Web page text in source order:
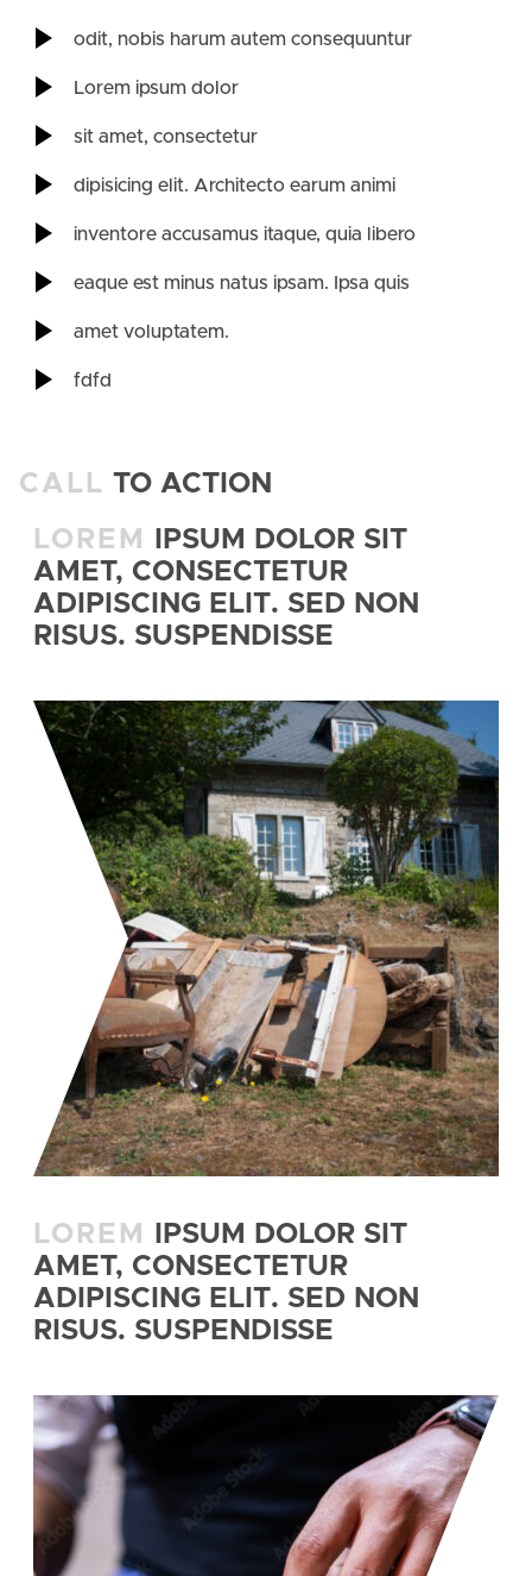
odit, nobis harum autem consequuntur
Lorem ipsum dolor
sit amet, consectetur
dipisicing elit. Architecto earum animi
inventore accusamus itaque, quia libero
eaque est minus natus ipsam. Ipsa quis
amet voluptatem.
fdfd
CALL TO ACTION
LOREM
IPSUM DOLOR SIT
AMET, CONSECTETUR
ADIPISCING ELIT. SED NON
RISUS. SUSPENDISSE
LOREM
IPSUM DOLOR SIT
AMET, CONSECTETUR
ADIPISCING ELIT. SED NON
RISUS. SUSPENDISSE